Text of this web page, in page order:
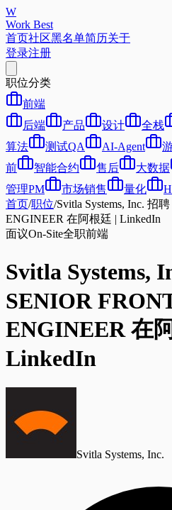
W
Work Best
首页社区黑名单简历关于
登录注册
职位分类
前端
后端
产品 设计 全栈
算法
测试QA AI-Agent
前
智能合约 售后 大数据
管理PM
市场销售 量化
首页/职位/Svitla Systems, Inc. 招
ENGINEER 在阿根廷 | LinkedIn
面议On-Site全职前端
Svitla Systems,
SENIOR
ENGINEER 在
LinkedIn
Svitla Systems, Inc.